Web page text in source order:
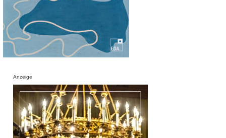
Anzeige